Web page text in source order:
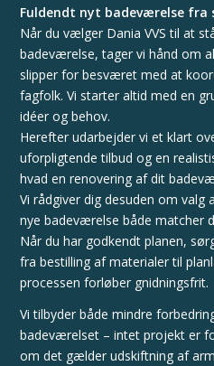
Fuldendt nyt badeværelse
Når du vælger Dania VVS til at
badeværelse, tager vi hånd om
slipper for besværet med at
fagfolk. Vi starter altid med en
idéer og behov.
Herefter udarbejder vi et klart
uforpligtende tilbud og en
hvad en renovering af dit
Vi rådgiver dig desuden om
nye badeværelse både matcher
Når du har godkendt planen,
fra bestilling af materialer til
processen forløber gnidningsfrit.
Vi tilbyder både mindre
badeværelset – intet projekt er
om det gælder udskiftning af